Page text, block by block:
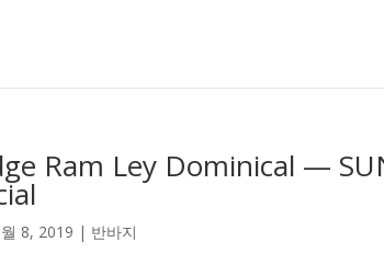
Ram Ley Dominical —
8, 2019 | 반바지